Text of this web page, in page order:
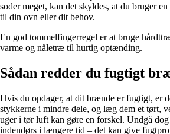
soder meget, kan det skyldes, at du bruger
til din ovn eller dit behov.
En god tommelfingerregel er at bruge
varme og nåletræ til hurtig optænding.
Sådan redder du fugtigt
Hvis du opdager, at dit brænde er fugtigt, er
stykkerne i mindre dele, og læg dem et tørt,
uger i tør luft kan gøre en forskel. Undgå
indendørs i længere tid – det kan give